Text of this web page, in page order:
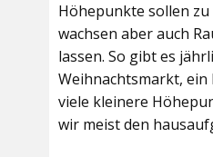
Höhepunkte sollen
wachsen aber auch
lassen. So gibt es
Weihnachtsmarkt,
viele kleinere
wir meist den